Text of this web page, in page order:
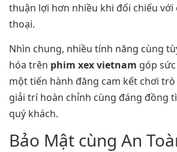
thuận lợi hơn nhiều khi đối chiếu với
thoại.
Nhìn chung, nhiều tính năng cùng
hóa trên phim xex vietnam góp
một tiến hành đăng cam kết chơi
giải trí hoàn chỉnh cùng đáng đồng
quý khách.
Bảo Mật cùng An